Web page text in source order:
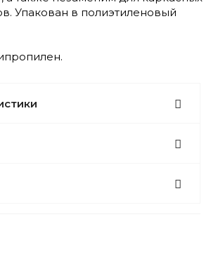
Упакован в полиэтиленовый